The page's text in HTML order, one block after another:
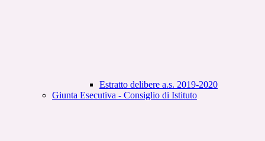
Estratto delibere a.s. 2019-2020
Giunta Esecutiva - Consiglio di Istituto